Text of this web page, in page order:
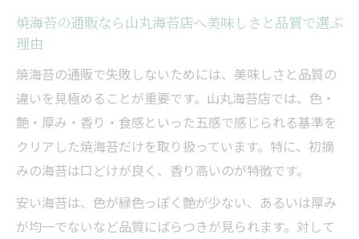
カギ
正しい見方
焼海苔の通販なら山丸海苔店へ等級表記を
活かす選び方
焼海苔の通販なら山丸海苔店へ初摘みや早
摘みの意味とは
焼海苔の通販なら山丸海苔店へ安心できる
産地表示の確認
焼海苔の通販なら山丸海苔店へ美味しさと品質で選ぶ
理由
焼海苔の通販で失敗しないためには、美味しさと品質の
違いを見極めることが重要です。山丸海苔店では、色・
艶・厚み・香り・食感といった五感で感じられる基準を
クリアした焼海苔だけを取り扱っています。特に、初摘
みの海苔は口どけが良く、香り高いのが特徴です。
安い海苔は、色が緑色っぽく艶が少ない、あるいは厚み
が均一でないなど品質にばらつきが見られます。対して